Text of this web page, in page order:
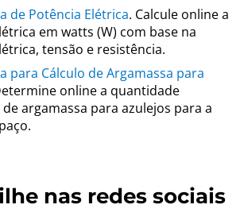
de Potência Elétrica. Calcule online a
em watts (W) com base na
tensão e resistência.
para Cálculo de Argamassa para
online a quantidade
argamassa para azulejos para a
nas redes sociais